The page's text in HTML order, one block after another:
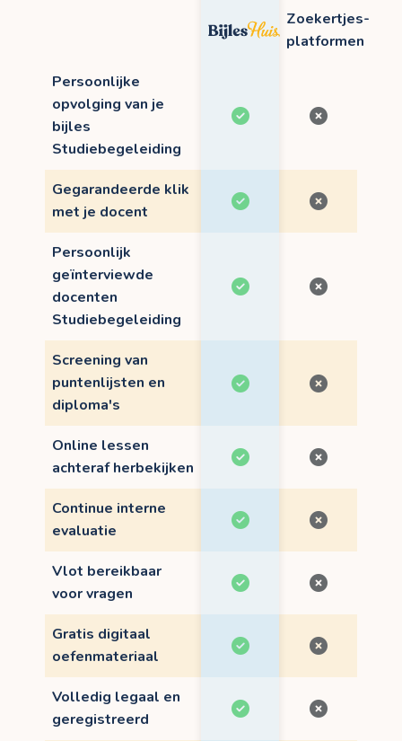
Zoekertjes-
platformen
Persoonlijke
opvolging van je
bijles
Studiebegeleiding
Gegarandeerde klik
met je docent
Persoonlijk
geïnterviewde
docenten
Studiebegeleiding
Screening van
puntenlijsten en
diploma's
Online lessen
achteraf herbekijken
Continue interne
evaluatie
Vlot bereikbaar
voor vragen
Gratis digitaal
oefenmateriaal
Volledig legaal en
geregistreerd